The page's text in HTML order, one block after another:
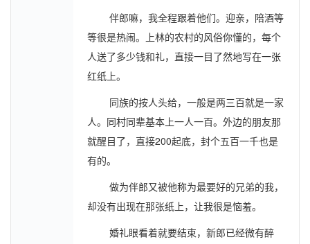
伴郎嘛，我全程跟着他们。迎亲，陪酒等
等很是热闹。上林的农村的风俗你懂的，每个
人送了多少钱和礼，直接一目了然地写在一张
红纸上。
同族的按人头给，一般是两三百就是一家
人。同村同辈基本上一人一百。外边的朋友那
就醒目了，直接200起底，封个五百一千也是
有的。
做为伴郎又被他称为最要好的兄弟的我，
却没有出现在那张纸上，让我很是恼羞。
婚礼眼看着就要结束，新郎已经微有醉